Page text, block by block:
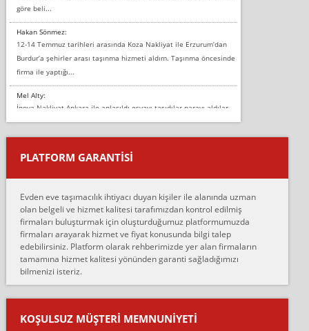
göre beli...
Hakan Sönmez:
12-14 Temmuz tarihleri arasında Koza Nakliyat ile Erzurum’dan
Burdur’a şehirler arası taşınma hizmeti aldım. Taşınma öncesinde
firma ile yaptığı...
Mel Alty:
İnova Nakliyat Ankara ile anlaşıldı eşyayı taşıdılar parayı aldılar.
Salon duvarına bir baktım birisi boydan alüminyum renkli bantı
yapıştırm...
Murat:
çalıştıklarını, müş...
Ahmet:
Lüleburgaz güngünes evden eve naklyat eşyalarımı taşımak için
anlaştık sabah eve geldiklerinde de eşyalarımı düzgün şekilde
sarcaz demelerine r...
mehmet güldü:
Ankara ALİCANLAR NAKLİYAT Tutarsız ve ticari ahlak problemleri
var verdikleri fiyat teklifini arttırdılar. Sonrasında taşıma gününde
oldukça tutarsı...
PLATFORM GARANTİSİ
Evden eve taşımacılık ihtiyacı duyan kişiler ile alanında uzman
olan belgeli ve hizmet kalitesi tarafımızdan kontrol edilmiş
firmaları buluşturmak için oluşturduğumuz platformumuzda
firmaları arayarak hizmet ve fiyat konusunda bilgi talep
edebilirsiniz. Platform olarak rehberimizde yer alan firmaların
tamamına hizmet kalitesi yönünden garanti sağladığımızı
bilmenizi isteriz.
KOŞULSUZ MÜŞTERI MEMNUNIYETI